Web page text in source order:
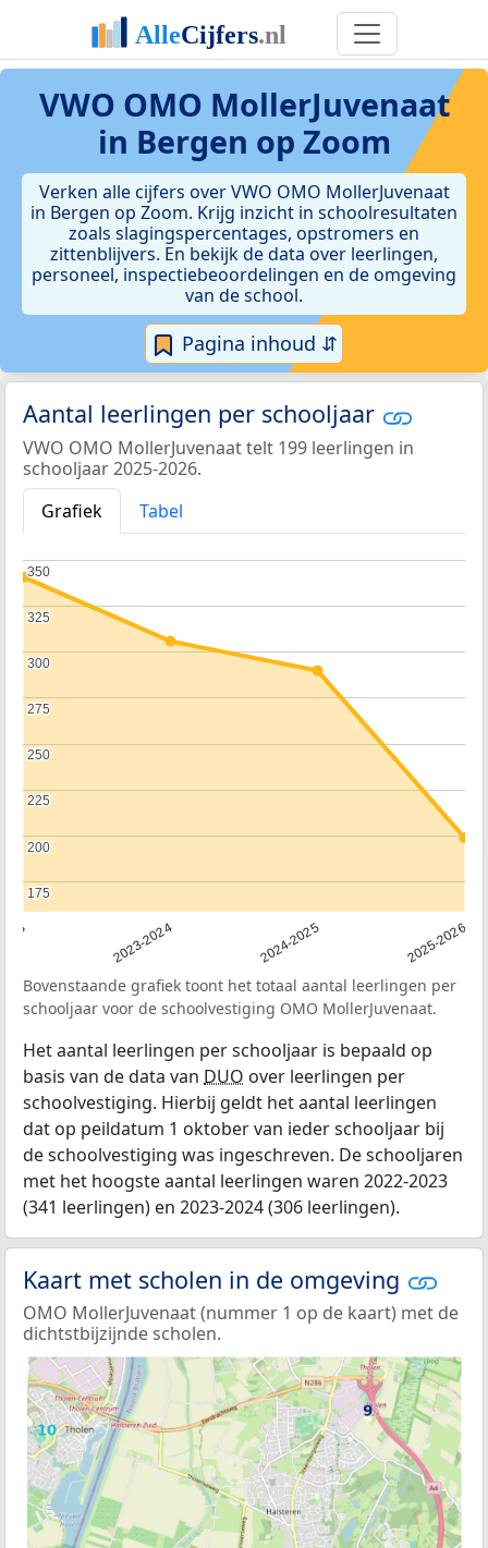
VWO OMO MollerJuvenaat
in Bergen op Zoom
Verken alle cijfers over VWO OMO MollerJuvenaat
in Bergen op Zoom. Krijg inzicht in schoolresultaten
zoals slagingspercentages, opstromers en
zittenblijvers. En bekijk de data over leerlingen,
personeel, inspectiebeoordelingen en de omgeving
van de school.
Pagina inhoud ⇵
Aantal leerlingen per schooljaar
VWO OMO MollerJuvenaat telt 199 leerlingen in
schooljaar 2025-2026.
Grafiek
Tabel
2023-2024 2024-2025 2025-2026
175
175
200
200
225
225
250
250
275
275
300
300
325
325
350
350
Bovenstaande grafiek toont het totaal aantal leerlingen per
schooljaar voor de schoolvestiging OMO MollerJuvenaat.
Het aantal leerlingen per schooljaar is bepaald op
basis van de data van DUO over leerlingen per
schoolvestiging. Hierbij geldt het aantal leerlingen
dat op peildatum 1 oktober van ieder schooljaar bij
de schoolvestiging was ingeschreven. De schooljaren
met het hoogste aantal leerlingen waren 2022-2023
(341 leerlingen) en 2023-2024 (306 leerlingen).
Kaart met scholen in de omgeving
OMO MollerJuvenaat (nummer 1 op de kaart) met de
dichtstbijzijnde scholen.